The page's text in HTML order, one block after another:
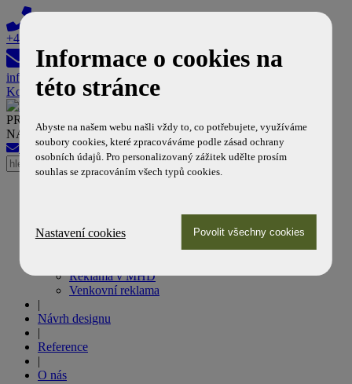
+420 608 603 308
info@reklamanamhd.cz
Košík
PROFESIONÁLNÍ PARTNER DOPRAVNÍCH PODNIKŮ
NA POLI MHD REKLAMY
info@reklamanamhd.cz
+420 608 603 308
Reklama na tramvajích
Reklama na autobusech
Reklama v MHD
Venkovní reklama
|
Návrh designu
|
Reference
|
O nás
Informace o cookies na
této stránce
Abyste na našem webu našli vždy to, co potřebujete, využíváme
soubory cookies, které zpracováváme podle zásad ochrany
osobních údajů. Pro personalizovaný zážitek udělte prosím
souhlas se zpracováním všech typů cookies.
Nastavení cookies